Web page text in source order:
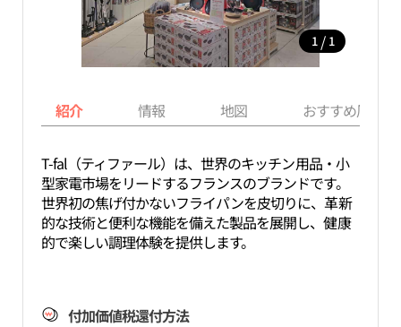
1 / 1
紹介 情報 地図 おすすめ周辺
T-fal（ティファール）は、世界のキッチン用品・小
型家電市場をリードするフランスのブランドです。
世界初の焦げ付かないフライパンを皮切りに、革新
的な技術と便利な機能を備えた製品を展開し、健康
的で楽しい調理体験を提供します。
付加価値税還付方法